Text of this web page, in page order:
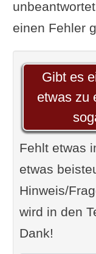
einen Fehler
Gibt es
etwas zu
Fehlt etwas
etwas
Hinweis/
wird in den
Dank!